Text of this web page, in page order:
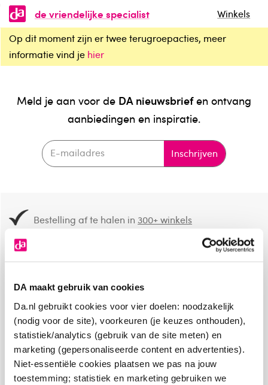
DA maakt gebruik van cookies
Da.nl gebruikt cookies voor vier doelen: noodzakelijk
(nodig voor de site), voorkeuren (je keuzes onthouden),
statistiek/analytics (gebruik van de site meten) en
marketing (gepersonaliseerde content en advertenties).
Niet-essentiële cookies plaatsen we pas na jouw
toestemming; statistiek en marketing gebruiken we
de vriendelijke specialist
Winkels
Op dit moment zijn er twee terugroepacties, meer
informatie vind je hier
Meld je aan voor de DA nieuwsbriefen ontvang
aanbiedingen en inspiratie.
Inschrijven
Bestelling af te halen in300+ winkels
8.6 uit4.106 reviews
Over DA
Klantenservice
Assortiment